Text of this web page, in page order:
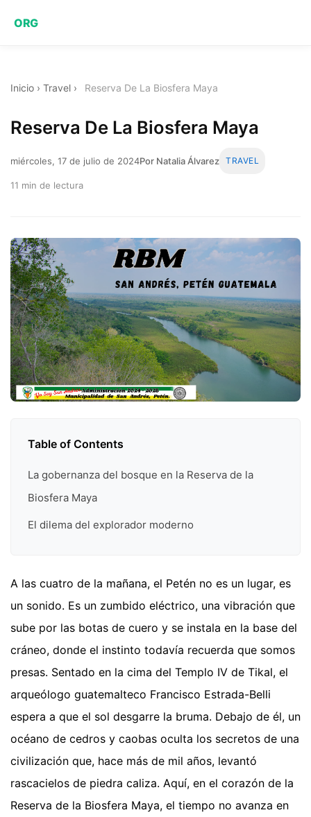
ORG
Inicio › Travel › Reserva De La Biosfera Maya
Reserva De La Biosfera Maya
miércoles, 17 de julio de 2024Por Natalia Álvarez TRAVEL
11 min de lectura
Table of Contents
La gobernanza del bosque en la Reserva de la
Biosfera Maya
El dilema del explorador moderno
A las cuatro de la mañana, el Petén no es un lugar, es
un sonido. Es un zumbido eléctrico, una vibración que
sube por las botas de cuero y se instala en la base del
cráneo, donde el instinto todavía recuerda que somos
presas. Sentado en la cima del Templo IV de Tikal, el
arqueólogo guatemalteco Francisco Estrada-Belli
espera a que el sol desgarre la bruma. Debajo de él, un
océano de cedros y caobas oculta los secretos de una
civilización que, hace más de mil años, levantó
rascacielos de piedra caliza. Aquí, en el corazón de la
Reserva de la Biosfera Maya, el tiempo no avanza en